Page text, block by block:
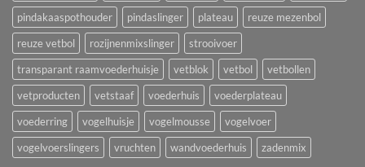
pindakaaspothouder
pindaslinger plateau
reuze mezenbol
reuze vetbol
rozijnenmixslinger
strooivoer
transparant raamvoederhuisje
vetblok vetbol
vetbollen
vetproducten
vetstaaf voederhuis
voederplateau
voederring
vogelhuisje vogelmousse
vogelvoer
vogelvoerslingers
vruchten wandvoederhuis zadenmix